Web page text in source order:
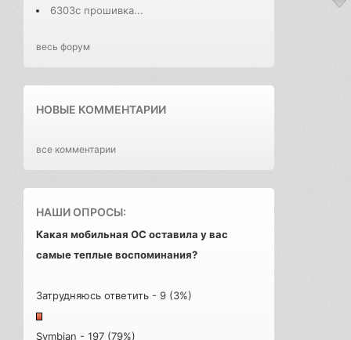
6303с прошивка...
весь форум
НОВЫЕ КОММЕНТАРИИ
все комментарии
НАШИ ОПРОСЫ:
Какая мобильная ОС оставила у вас
самые теплые воспоминания?
Затрудняюсь ответить - 9 (3%)
Symbian - 197 (79%)